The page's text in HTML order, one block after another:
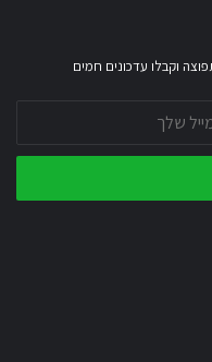
וקבלו עדכונים חמים